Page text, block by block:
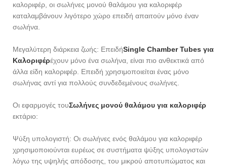
καλοριφέρ, οι σωλήνες μονού θαλάμου για καλοριφέρ
καταλαμβάνουν λιγότερο χώρο επειδή απαιτούν μόνο έναν
σωλήνα.
Μεγαλύτερη διάρκεια ζωής: ΕπειδήSingle Chamber Tubes για
Καλοριφέρέχουν μόνο ένα σωλήνα, είναι πιο ανθεκτικά από
άλλα είδη καλοριφέρ. Επειδή χρησιμοποιείται ένας μόνο
σωλήνας αντί για πολλούς συνδεδεμένους σωλήνες.
Οι εφαρμογές τουΣωλήνες μονού θαλάμου για καλοριφέρ
εκτάριο:
Ψύξη υπολογιστή: Οι σωλήνες ενός θαλάμου για καλοριφέρ
χρησιμοποιούνται ευρέως σε συστήματα ψύξης υπολογιστών
λόγω της υψηλής απόδοσης, του μικρού αποτυπώματος και